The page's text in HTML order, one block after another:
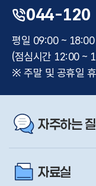
044-120
평일 09:00 ~ 18:00
(점심시간 12:00 ~
※ 주말 및 공휴일
자주하는
자료실